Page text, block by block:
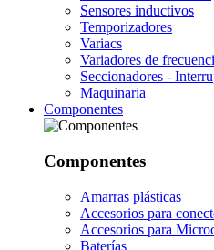
Sensores inductivos
Temporizadores
Variacs
Variadores de
Seccionadores -
Maquinaria
Componentes
Componentes
Amarras plásticas
Accesorios para
Accesorios para
Baterías